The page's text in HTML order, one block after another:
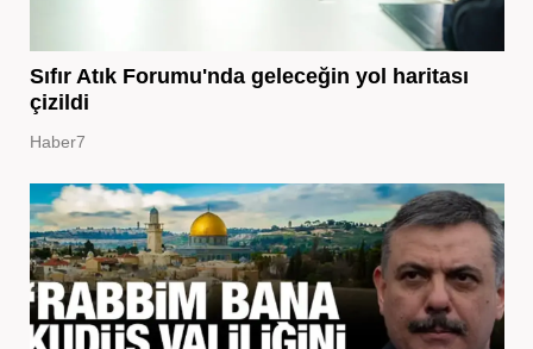
Sıfır Atık Forumu'nda geleceğin yol haritası
çizildi
Haber7